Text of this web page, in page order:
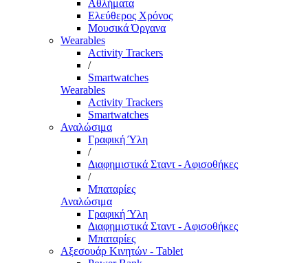
Αθλήματα
Ελεύθερος Χρόνος
Μουσικά Όργανα
Wearables
Activity Trackers
/
Smartwatches
Wearables
Activity Trackers
Smartwatches
Αναλώσιμα
Γραφική Ύλη
/
Διαφημιστικά Σταντ - Αφισοθήκες
/
Μπαταρίες
Αναλώσιμα
Γραφική Ύλη
Διαφημιστικά Σταντ - Αφισοθήκες
Μπαταρίες
Αξεσουάρ Κινητών - Tablet